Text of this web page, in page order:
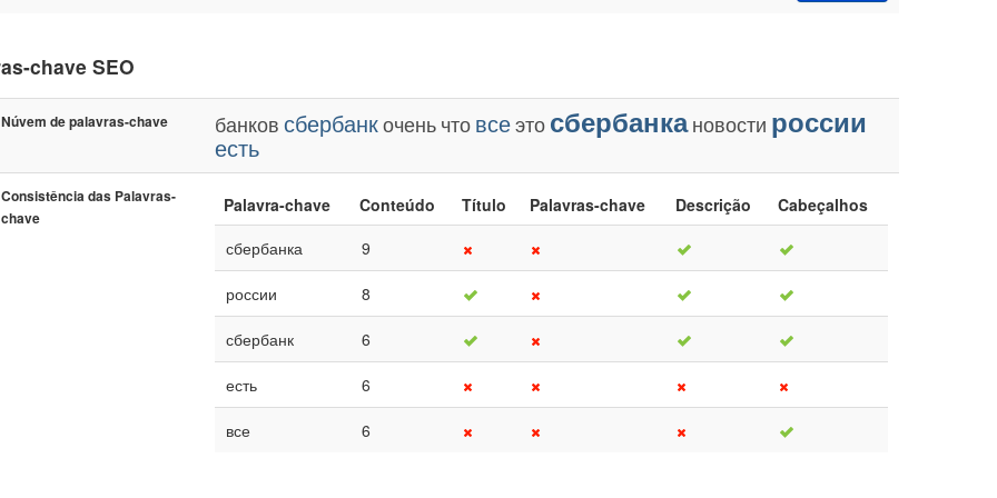
chave SEO
Núvem de palavras-chave банковсбербанкоченьчтовсеэтосбербанкановости россии
есть
Consistência das Palavras-
chave
Palavra-chave Conteúdo Título Palavras-chave Descrição
Cabeçalhos
сбербанка
9
россии 8
сбербанк 6
есть 6
все 6